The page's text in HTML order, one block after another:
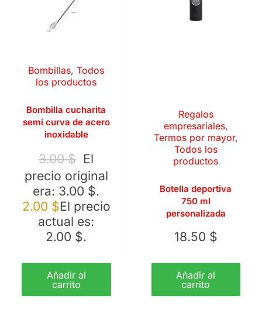
Bombillas,Todos
los productos
Bombilla cucharita
semi curva de acero
inoxidable
3.00$ El
precio original
era: 3.00 $.
2.00 $El precio
actual es:
2.00 $.
Añadir al
carrito
Regalos
empresariales,
Termos por mayor,
Todos los
productos
Botella deportiva
750 ml
personalizada
18.50 $
Añadir al
carrito